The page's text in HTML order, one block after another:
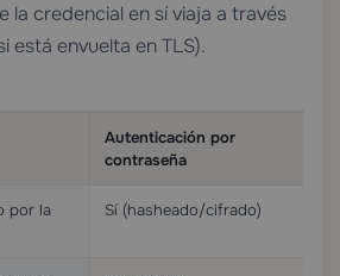
la credencial en sí viaja a través
está envuelta en TLS).
Autenticación por
contraseña
por la
Sí (hasheado/cifrado)